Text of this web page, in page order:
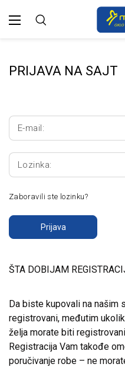
PRIJAVA NA SAJT
E-mail:
Lozinka:
Zaboravili ste lozinku?
Prijava
ŠTA DOBIJAM
Da biste kupovali na našim
registrovani, međutim
želja morate biti
Registracija Vam takođe
poručivanje robe – ne